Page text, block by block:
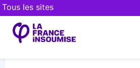
Tous les sites